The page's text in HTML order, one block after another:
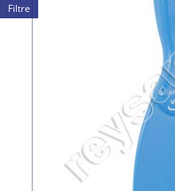
Filtre